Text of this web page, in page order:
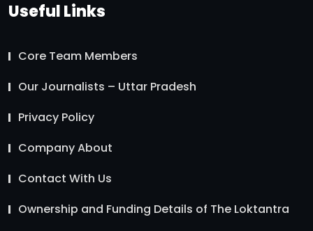
Useful Links
Core Team Members
Our Journalists – Uttar Pradesh
Privacy Policy
Company About
Contact With Us
Ownership and Funding Details of The Loktantra